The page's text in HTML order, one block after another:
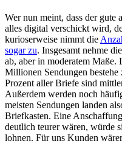
Wer nun meint, dass der gute
alles digital verschickt wird,
kurioserweise nimmt die
sogar zu. Insgesamt nehme
ab, aber in moderatem Maße.
Millionen Sendungen bestehe
Prozent aller Briefe sind
Außerdem werden noch
meisten Sendungen landen
Briefkasten. Eine
deutlich teurer wären, würde
lohnen. Für uns Kunden